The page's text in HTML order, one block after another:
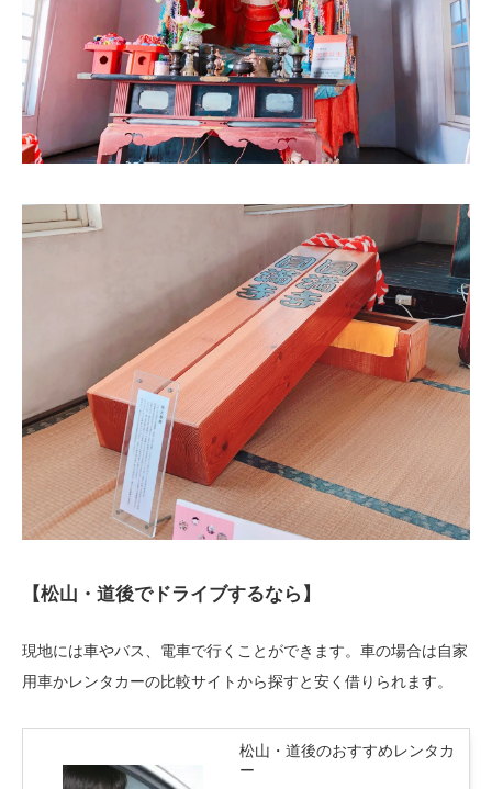
【松山・道後でドライブするなら】
現地には車やバス、電車で行くことができます。車の場合は自家
用車かレンタカーの比較サイトから探すと安く借りられます。
松山・道後のおすすめレンタカ
ー